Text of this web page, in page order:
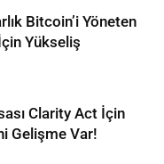
Bitcoin’i Yöneten
Yükseliş
Clarity Act İçin
Gelişme Var!